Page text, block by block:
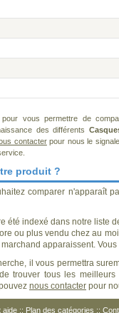
vous permettre de
des différents
contacterpour nous le
produit ?
comparer n'apparaît
été indexé dans notre liste
ou plus vendu chez au
apparaissent.
il vous permettra
trouver tous les
nous contacter pour
aide :: Plan des catégories ::